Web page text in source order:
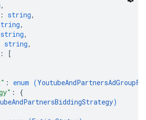
,
: string,
,
string,
string,
:
[
: enum (
: {
)